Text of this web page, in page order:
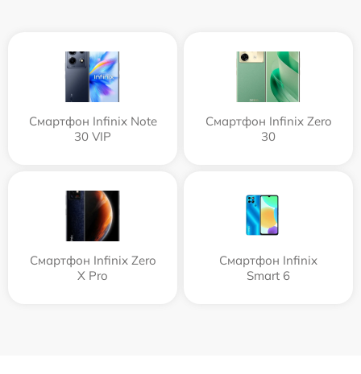
Смартфон Infinix Note
30 VIP
Смартфон Infinix Zero
30
Смартфон Infinix Zero
X Pro
Смартфон Infinix
Smart 6